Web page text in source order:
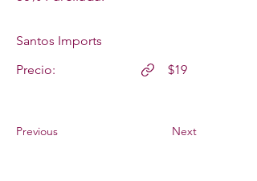
Santos Imports
Precio:
Previous
$19
Next